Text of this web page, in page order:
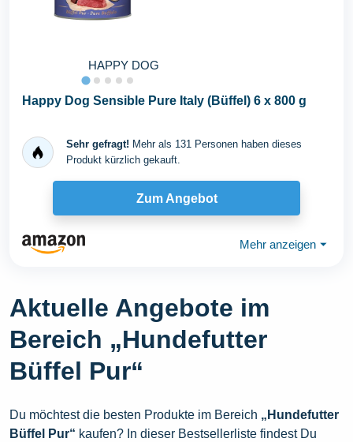
HAPPY DOG
Happy Dog Sensible Pure Italy (Büffel) 6 x 800 g
Sehr gefragt! Mehr als 131 Personen haben dieses
Produkt kürzlich gekauft.
Zum Angebot
Mehr anzeigen ⏷
Aktuelle Angebote im
Bereich „Hundefutter
Büffel Pur“
Du möchtest die besten Produkte im Bereich „Hundefutter
Büffel Pur“ kaufen? In dieser Bestsellerliste findest Du